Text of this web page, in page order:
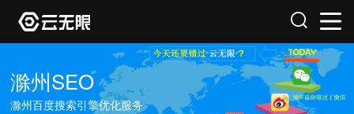
滁州SEO
滁州百度搜索引擎优化服务